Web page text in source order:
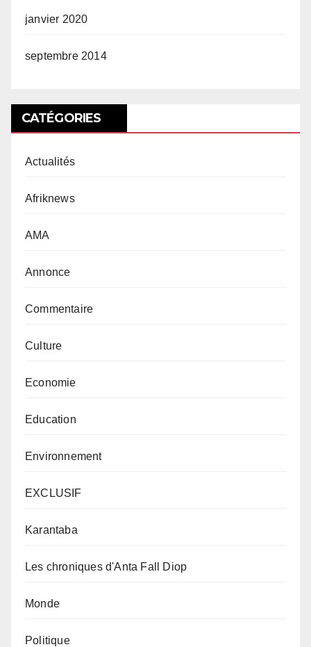
janvier 2020
septembre 2014
CATÉGORIES
Actualités
Afriknews
AMA
Annonce
Commentaire
Culture
Economie
Education
Environnement
EXCLUSIF
Karantaba
Les chroniques d'Anta Fall Diop
Monde
Politique